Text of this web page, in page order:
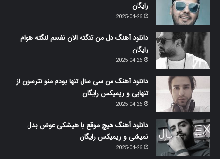
رایگان
2025-04-26
دانلود آهنگ دل من تنگته الان نفسم لنگته هوام
رایگان
2025-04-26
دانلود آهنگ من سی سال تنها بودم منو نترسون از
تنهایی و ریمیکس رایگان
2025-04-26
دانلود آهنگ هیچ موقع با هیشکی عوض بدل
نمیشی و ریمیکس رایگان
2025-04-26